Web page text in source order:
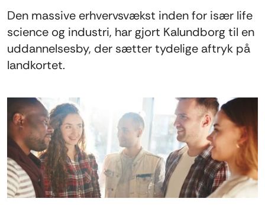
Den massive erhvervsvækst inden for især life
science og industri, har gjort Kalundborg til en
uddannelsesby, der sætter tydelige aftryk på
landkortet.